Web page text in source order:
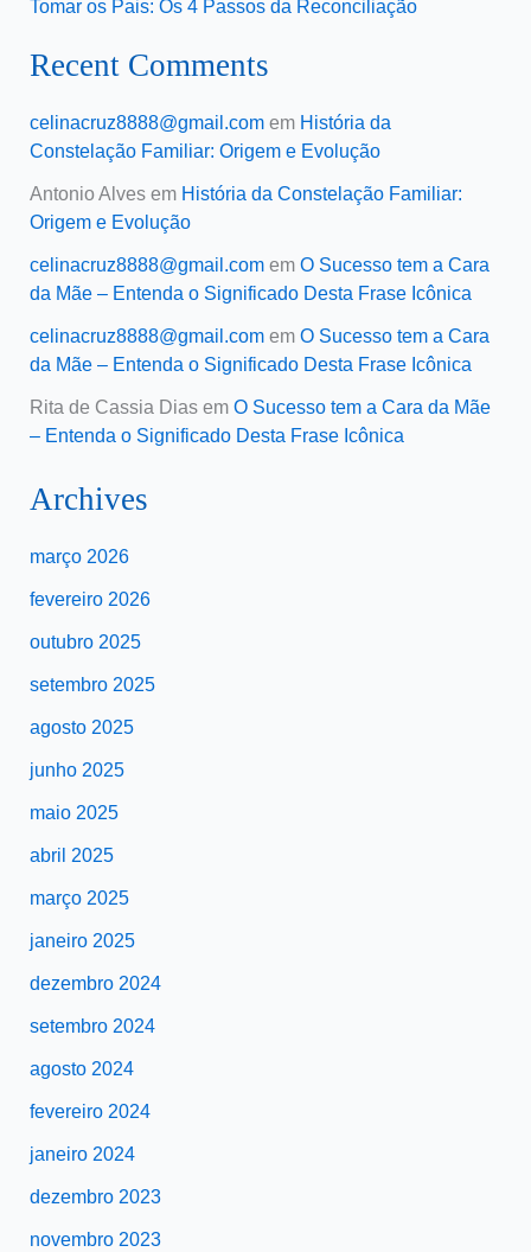
Tomar os Pais: Os 4 Passos da Reconciliação
Recent Comments
celinacruz8888@gmail.comem História da
Constelação Familiar: Origem e Evolução
Antonio Alvesem História da Constelação Familiar:
Origem e Evolução
celinacruz8888@gmail.comem O Sucesso tem a Cara
da Mãe – Entenda o Significado Desta Frase Icônica
celinacruz8888@gmail.comem O Sucesso tem a Cara
da Mãe – Entenda o Significado Desta Frase Icônica
Rita de Cassia Diasem O Sucesso tem a Cara da Mãe
– Entenda o Significado Desta Frase Icônica
Archives
março 2026
fevereiro 2026
outubro 2025
setembro 2025
agosto 2025
junho 2025
maio 2025
abril 2025
março 2025
janeiro 2025
dezembro 2024
setembro 2024
agosto 2024
fevereiro 2024
janeiro 2024
dezembro 2023
novembro 2023